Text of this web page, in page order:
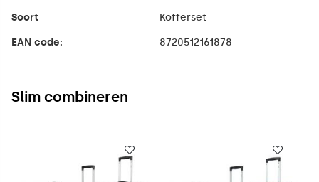
Soort Kofferset
EAN code: 8720512161878
Slim combineren